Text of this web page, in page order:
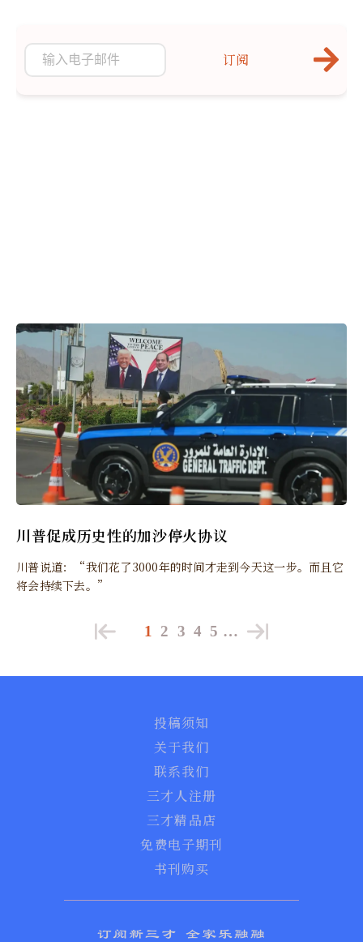
川普促成历史性的加沙停火协议
川普说道：“我们花了3000年的时间才走到今天这一步。而且它
将会持续下去。”
订阅
1 2 3 4 5 …
投稿须知
关于我们
联系我们
三才人注册
三才精品店
免费电子期刊
书刊购买
订阅新三才 全家乐融融